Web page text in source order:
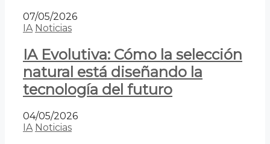
07/05/2026
IA Noticias
IA Evolutiva: Cómo la selección
natural está diseñando la
tecnología del futuro
04/05/2026
IA Noticias